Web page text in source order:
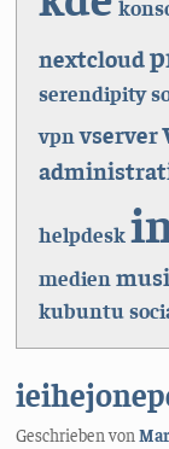
nextcloud
serendipity
vpn vserver
helpdesk
medien
kubuntu
Geschrieben von